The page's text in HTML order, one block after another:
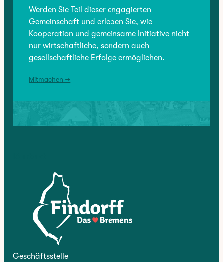
Werden Sie Teil dieser engagierten
Gemeinschaft und erleben Sie, wie
Kooperation und gemeinsame Initiative nicht
nur wirtschaftliche, sondern auch
gesellschaftliche Erfolge ermöglichen.
Mitmachen →
Geschäftsstelle